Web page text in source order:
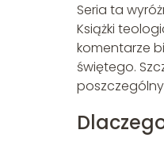
Seria ta
Książki
komentarze
świętego.